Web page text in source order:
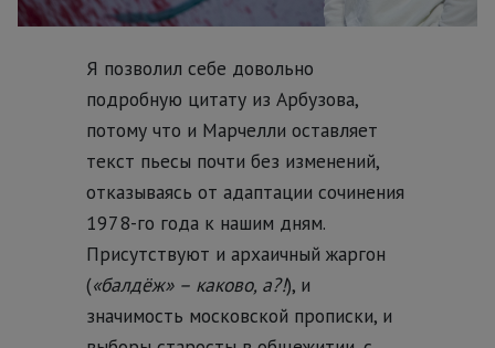
Я позволил себе довольно
подробную цитату из Арбузова,
потому что и Марчелли оставляет
текст пьесы почти без изменений,
отказываясь от адаптации сочинения
1978-го года к нашим дням.
Присутствуют и архаичный жаргон
(«балдёж» – каково, а?!), и
значимость московской прописки, и